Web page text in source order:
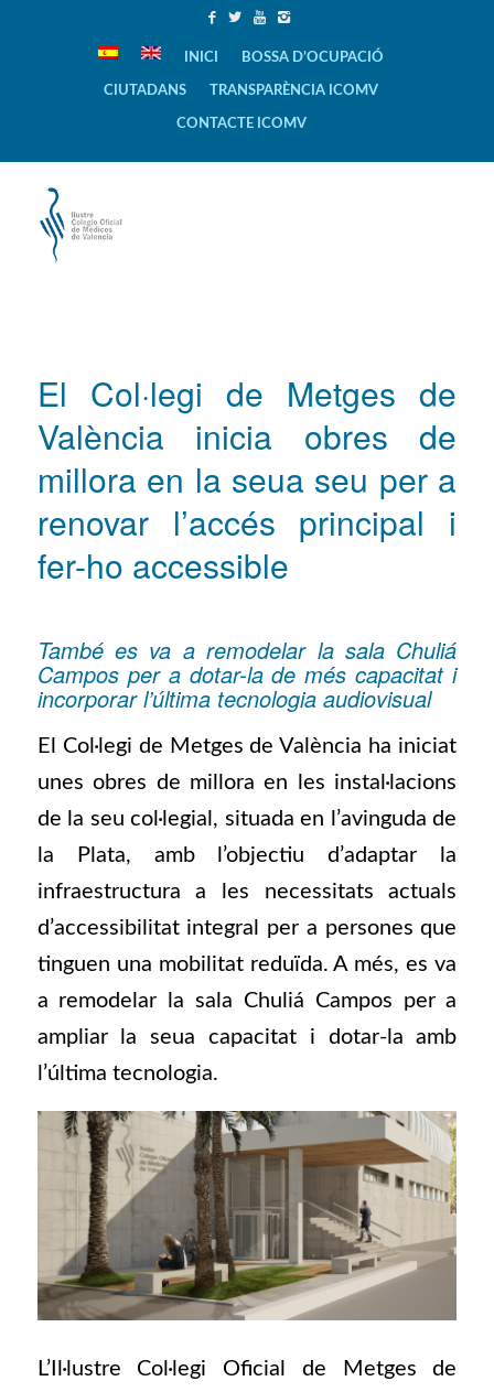
INICI BOSSA D’OCUPACIÓ
CIUTADANS TRANSPARÈNCIA ICOMV
CONTACTE ICOMV
El Col·legi de Metges de
València inicia obres de
millora en la seua seu per a
renovar l’accés principal i
fer-ho accessible
També es va a remodelar la sala Chuliá
Campos per a dotar-la de més capacitat i
incorporar l’última tecnologia audiovisual
El Col·legi de Metges de València ha iniciat
unes obres de millora en les instal·lacions
de la seu col·legial, situada en l’avinguda de
la Plata, amb l’objectiu d’adaptar la
infraestructura a les necessitats actuals
d’accessibilitat integral per a persones que
tinguen una mobilitat reduïda. A més, es va
a remodelar la sala Chuliá Campos per a
ampliar la seua capacitat i dotar-la amb
l’última tecnologia.
L’Il·lustre Col·legi Oficial de Metges de